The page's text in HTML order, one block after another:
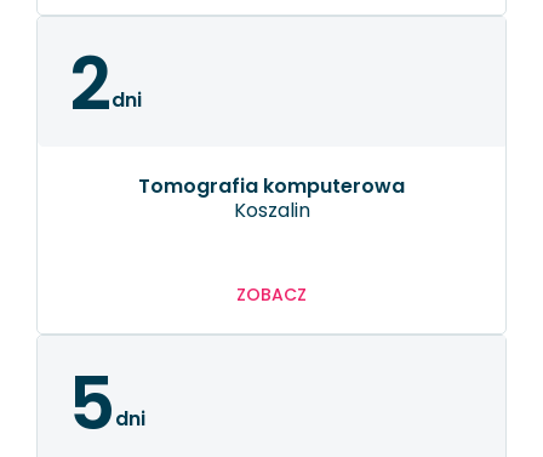
2dni
tomografia komputerowa
Koszalin
ZOBACZ
5dni